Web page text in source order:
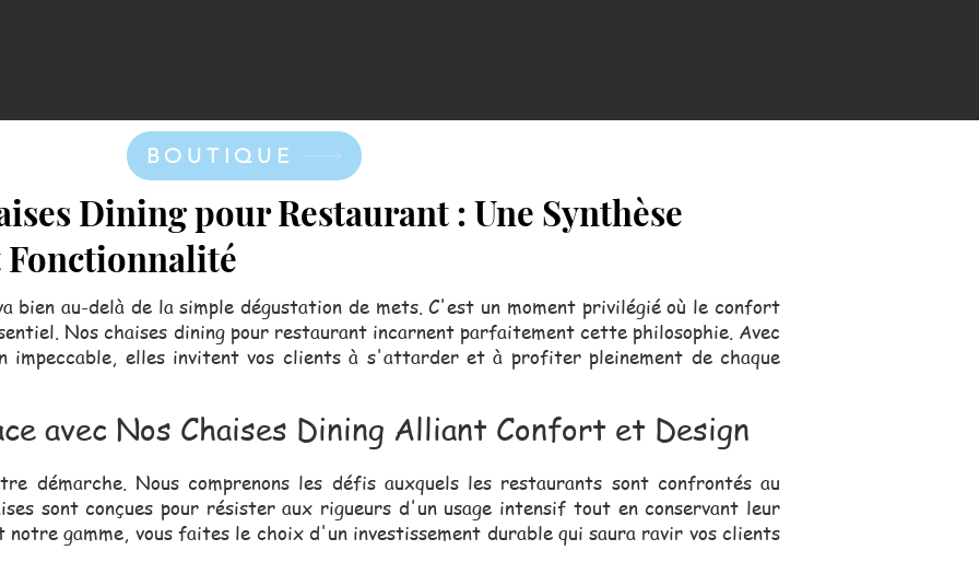
BOUTIQUE
Dining pour Restaurant : Une Synthèse
Fonctionnalité
bien au-delà de la simple dégustation de mets. C'est un moment privilégié où le confort
Nos chaises dining pour restaurant incarnent parfaitement cette philosophie. Avec
impeccable, elles invitent vos clients à s'attarder et à profiter pleinement de chaque
avec Nos Chaises Dining Alliant Confort et Design
démarche. Nous comprenons les défis auxquels les restaurants sont confrontés au
sont conçues pour résister aux rigueurs d'un usage intensif tout en conservant leur
notre gamme, vous faites le choix d'un investissement durable qui saura ravir vos clients